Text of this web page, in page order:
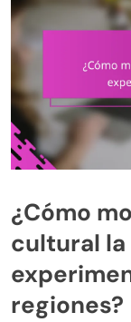
¿Cómo
cultural
regiones?